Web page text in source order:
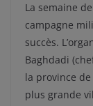
La semaine
campagne
succès.
Baghdadi
la province
plus grande